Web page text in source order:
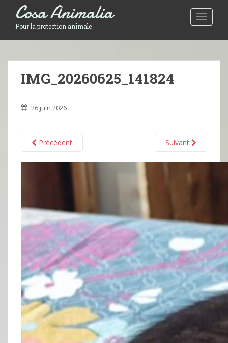
Toggle
Cosa Animalia
Pour la protection animale
IMG_20260625_141824
26 juin 2026
Précédent Suivant